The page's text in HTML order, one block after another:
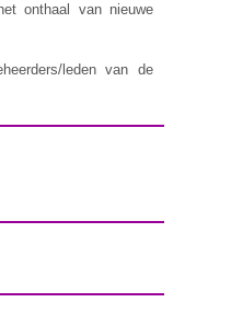
onthaal van nieuwe
leden van de